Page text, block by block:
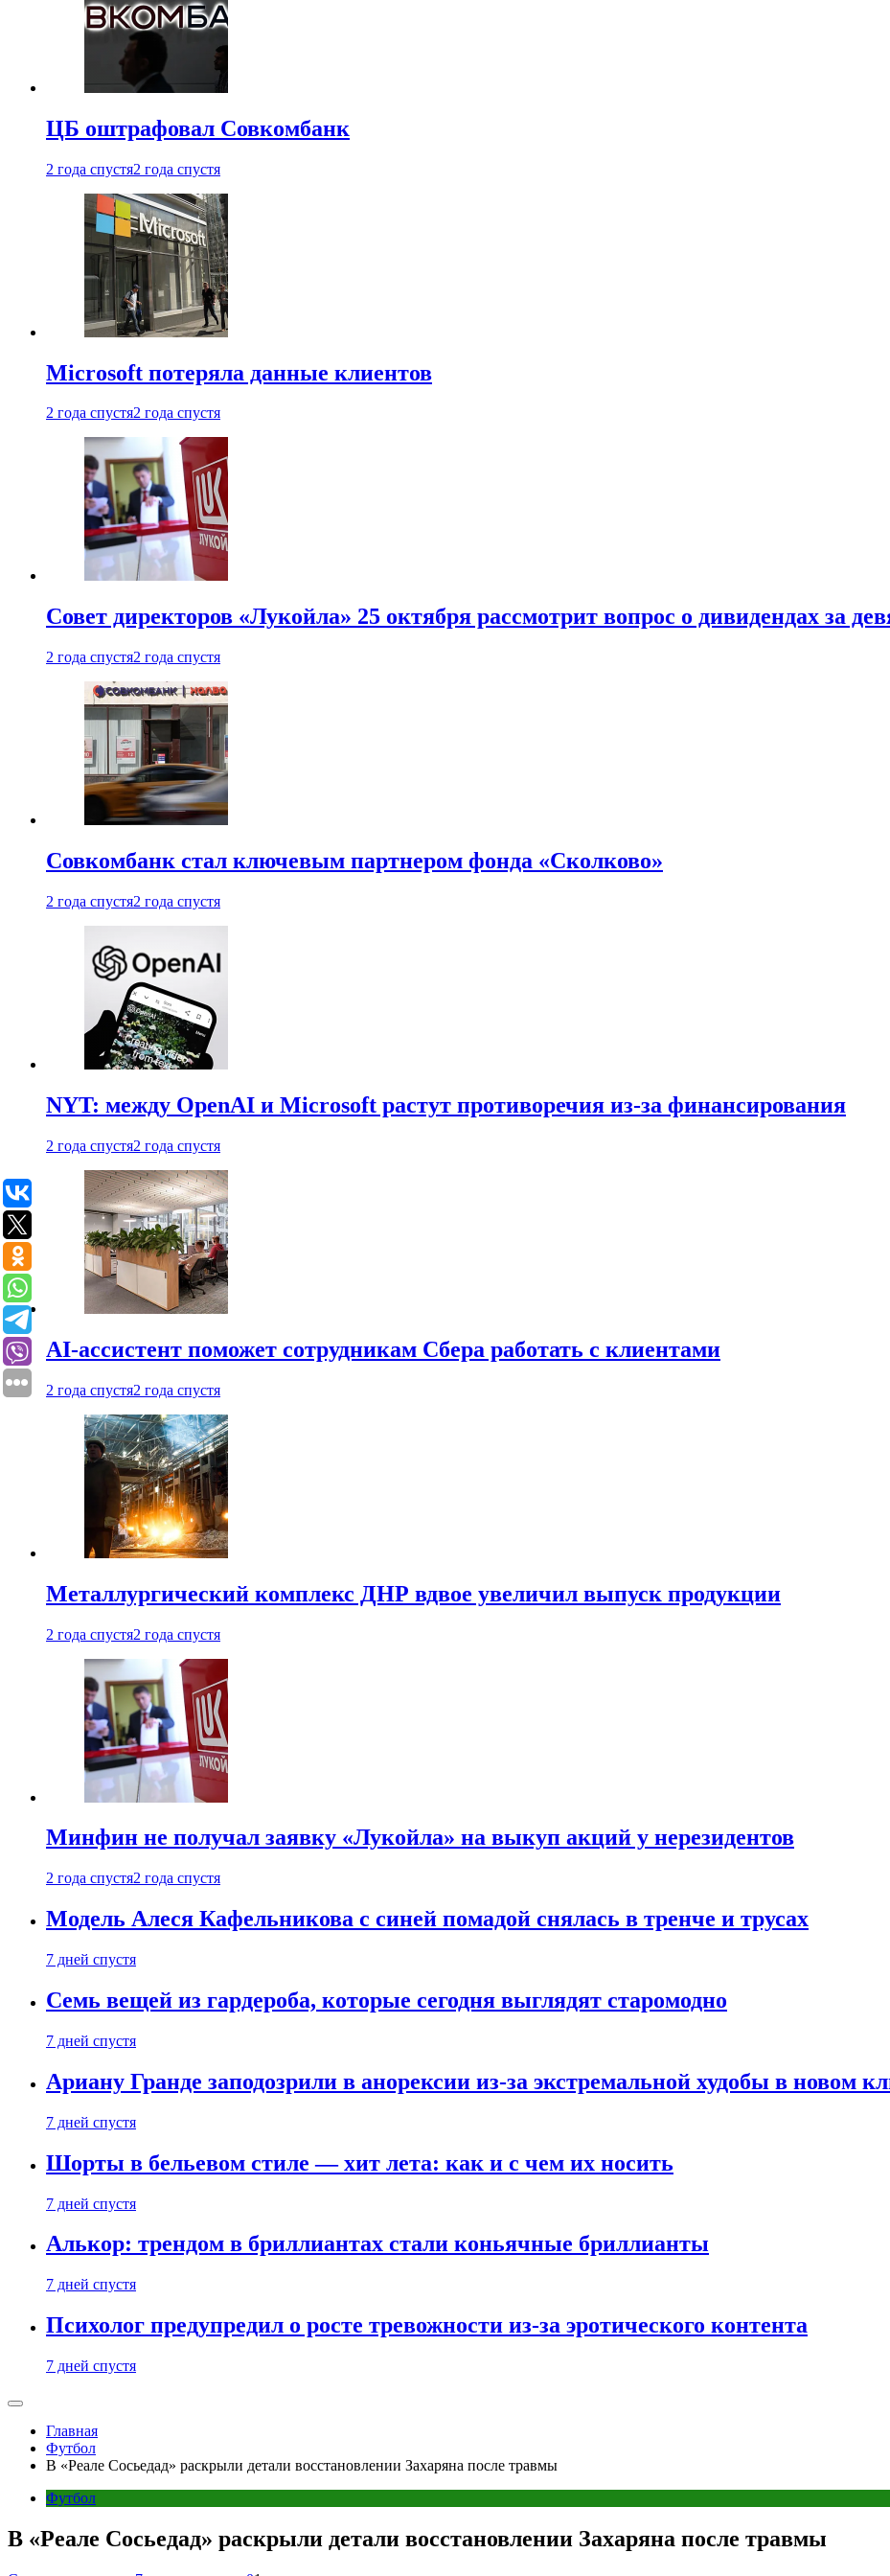
ЦБ оштрафовал Совкомбанк
2 года спустя2 года спустя
Microsoft потеряла данные клиентов
2 года спустя2 года спустя
Совет директоров «Лукойла» 25 октября рассмотрит вопрос о дивидендах за
2 года спустя2 года спустя
Совкомбанк стал ключевым партнером фонда «Сколково»
2 года спустя2 года спустя
NYT: между OpenAI и Microsoft растут противоречия из-за финансирования
2 года спустя2 года спустя
AI-ассистент поможет сотрудникам Сбера работать с клиентами
2 года спустя2 года спустя
Металлургический комплекс ДНР вдвое увеличил выпуск продукции
2 года спустя2 года спустя
Минфин не получал заявку «Лукойла» на выкуп акций у нерезидентов
2 года спустя2 года спустя
Модель Алеся Кафельникова с синей помадой снялась в тренче и трусах
7 дней спустя
Семь вещей из гардероба, которые сегодня выглядят старомодно
7 дней спустя
Ариану Гранде заподозрили в анорексии из-за экстремальной худобы в новом
7 дней спустя
Шорты в бельевом стиле — хит лета: как и с чем их носить
7 дней спустя
Алькор: трендом в бриллиантах стали коньячные бриллианты
7 дней спустя
Психолог предупредил о росте тревожности из-за эротического контента
7 дней спустя
Главная
Футбол
В «Реале Сосьедад» раскрыли детали восстановлении Захаряна после травмы
Футбол
В «Реале Сосьедад» раскрыли детали восстановлении Захаряна после травмы